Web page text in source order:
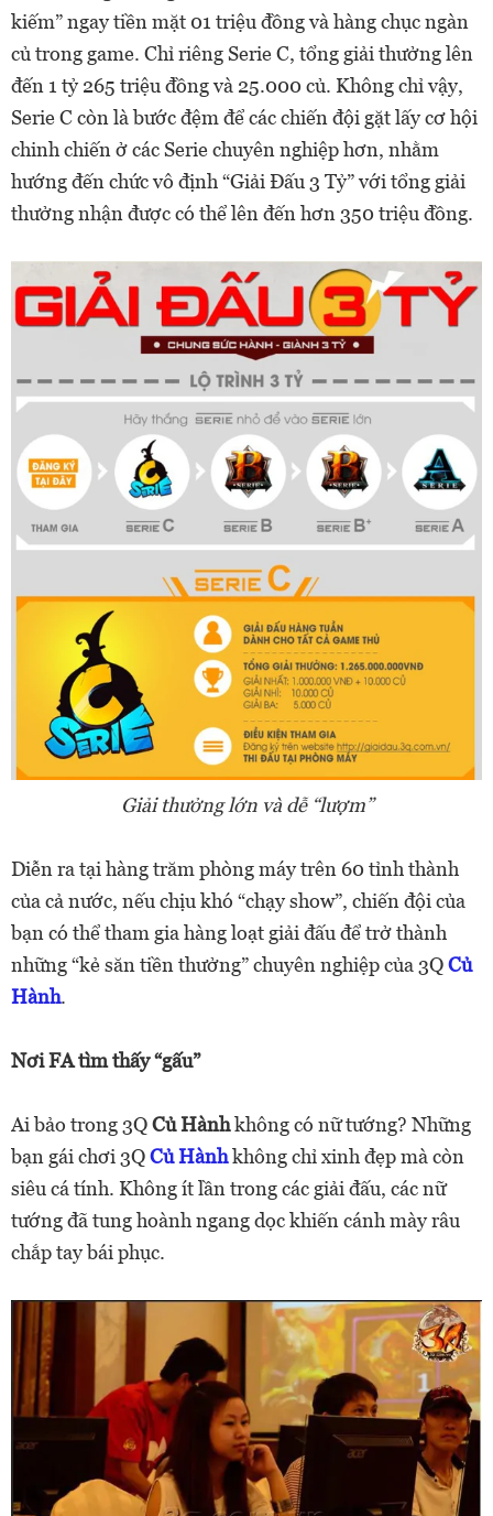
kiếm” ngay tiền mặt 01 triệu đồng và hàng chục ngàn
củ trong game. Chỉ riêng Serie C, tổng giải thưởng lên
đến 1 tỷ 265 triệu đồng và 25.000 củ. Không chỉ vậy,
Serie C còn là bước đệm để các chiến đội gặt lấy cơ hội
chinh chiến ở các Serie chuyên nghiệp hơn, nhằm
hướng đến chức vô định “Giải Đấu 3 Tỷ” với tổng giải
thưởng nhận được có thể lên đến hơn 350 triệu đồng.
Giải thưởng lớn và dễ “lượm”
Diễn ra tại hàng trăm phòng máy trên 60 tỉnh thành
của cả nước, nếu chịu khó “chạy show”, chiến đội của
bạn có thể tham gia hàng loạt giải đấu để trở thành
những “kẻ săn tiền thưởng” chuyên nghiệp của 3QCủ
Hành.
Nơi FA tìm thấy “gấu”
Ai bảo trong 3QCủ Hànhkhông có nữ tướng? Những
bạn gái chơi 3QCủ Hànhkhông chỉ xinh đẹp mà còn
siêu cá tính. Không ít lần trong các giải đấu, các nữ
tướng đã tung hoành ngang dọc khiến cánh mày râu
chắp tay bái phục.